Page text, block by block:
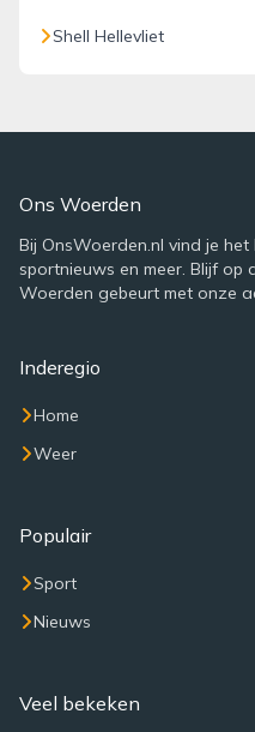
Shell Hellevliet
Ons Woerden
Bij OnsWoerden.nl vind je
sportnieuws en meer. Blijf
Woerden gebeurt met onze
Inderegio
Home
Weer
Populair
Sport
Nieuws
Veel bekeken